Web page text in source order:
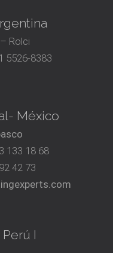
Rolci
5526-8383
México
133 18 68
42 73
I